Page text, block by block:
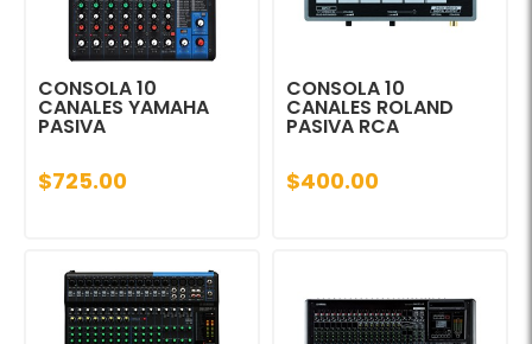
CONSOLA 10
CANALES YAMAHA
PASIVA
$725.00
CONSOLA 10
CANALES ROLAND
PASIVA RCA
$400.00